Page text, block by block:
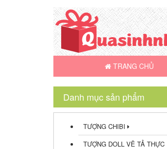
TRANG CHỦ
Danh mục sản phẩm
TƯỢNG CHIBI
TƯỢNG DOLL VẼ TẢ THỰC